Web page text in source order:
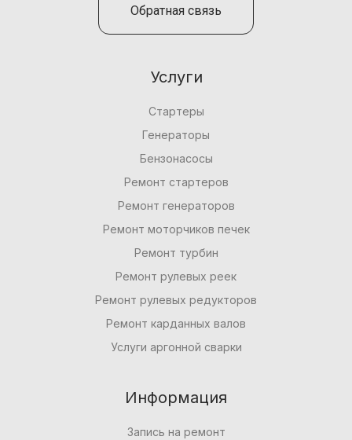
Обратная связь
Услуги
Стартеры
Генераторы
Бензонасосы
Ремонт стартеров
Ремонт генераторов
Ремонт моторчиков печек
Ремонт турбин
Ремонт рулевых реек
Ремонт рулевых редукторов
Ремонт карданных валов
Услуги аргонной сварки
Информация
Запись на ремонт